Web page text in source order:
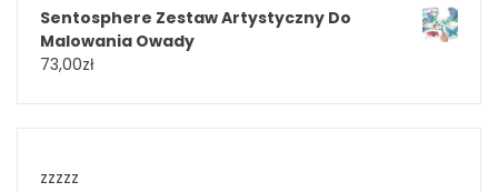
Sentosphere Zestaw Artystyczny Do
Malowania Owady
73,00zł
zzzzz